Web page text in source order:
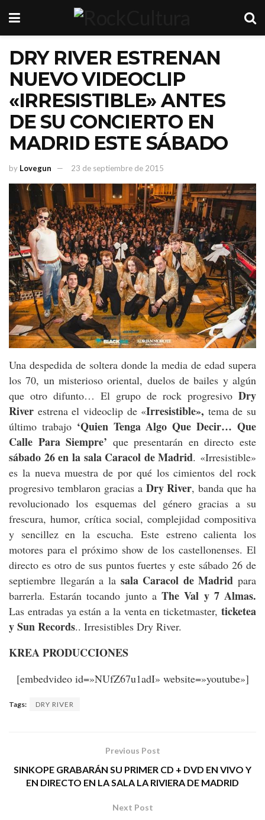
DRY RIVER ESTRENAN
NUEVO VIDEOCLIP
«IRRESISTIBLE» ANTES
DE SU CONCIERTO EN
MADRID ESTE SÁBADO
by Lovegun 23 de septiembre de 2015
Una despedida de soltera donde la media de edad supera
los 70, un misterioso oriental, duelos de bailes y algún
que otro difunto… El grupo de rock progresivo Dry
River estrena el videoclip de «Irresistible», tema de su
último trabajo ‘Quien Tenga Algo Que Decir… Que
Calle Para Siempre’ que presentarán en directo este
sábado 26 en la sala Caracol de Madrid. «Irresistible»
es la nueva muestra de por qué los cimientos del rock
progresivo temblaron gracias a Dry River, banda que ha
revolucionado los esquemas del género gracias a su
frescura, humor, crítica social, complejidad compositiva
y sencillez en la escucha. Este estreno calienta los
motores para el próximo show de los castellonenses. El
directo es otro de sus puntos fuertes y este sábado 26 de
septiembre llegarán a lasala Caracol de Madrid para
barrerla. Estarán tocando junto aThe Val y 7 Almas.
Las entradas ya están a la venta en ticketmaster, ticketea
y Sun Records.. Irresistibles Dry River.
KREA PRODUCCIONES
[embedvideo id=»NUfZ67u1adI» website=»youtube»]
Tags: DRY RIVER
Previous Post
SINKOPE GRABARÁN SU PRIMER CD + DVD EN VIVO Y
EN DIRECTO EN LA SALA LA RIVIERA DE MADRID
Next Post